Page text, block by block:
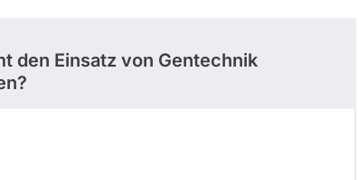
den Einsatz von Gentechnik